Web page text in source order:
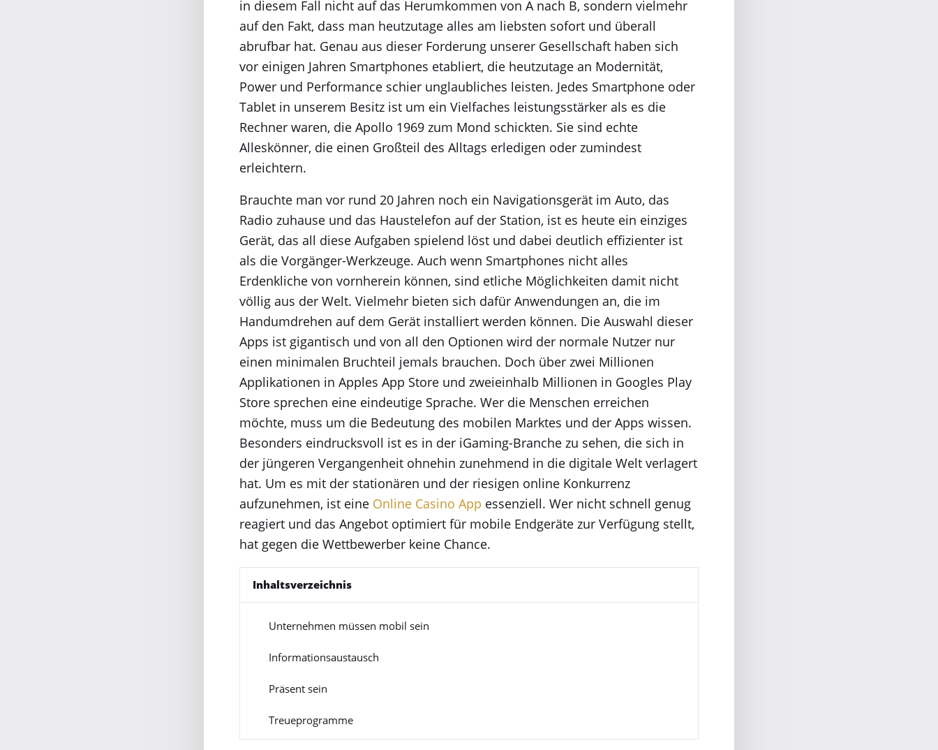
in diesem Fall nicht auf das Herumkommen von A nach B, sondern vielmehr
auf den Fakt, dass man heutzutage alles am liebsten sofort und überall
abrufbar hat. Genau aus dieser Forderung unserer Gesellschaft haben sich
vor einigen Jahren Smartphones etabliert, die heutzutage an Modernität,
Power und Performance schier unglaubliches leisten. Jedes Smartphone oder
Tablet in unserem Besitz ist um ein Vielfaches leistungsstärker als es die
Rechner waren, die Apollo 1969 zum Mond schickten. Sie sind echte
Alleskönner, die einen Großteil des Alltags erledigen oder zumindest
erleichtern.
Brauchte man vor rund 20 Jahren noch ein Navigationsgerät im Auto, das
Radio zuhause und das Haustelefon auf der Station, ist es heute ein einziges
Gerät, das all diese Aufgaben spielend löst und dabei deutlich effizienter ist
als die Vorgänger-Werkzeuge. Auch wenn Smartphones nicht alles
Erdenkliche von vornherein können, sind etliche Möglichkeiten damit nicht
völlig aus der Welt. Vielmehr bieten sich dafür Anwendungen an, die im
Handumdrehen auf dem Gerät installiert werden können. Die Auswahl dieser
Apps ist gigantisch und von all den Optionen wird der normale Nutzer nur
einen minimalen Bruchteil jemals brauchen. Doch über zwei Millionen
Applikationen in Apples App Store und zweieinhalb Millionen in Googles Play
Store sprechen eine eindeutige Sprache. Wer die Menschen erreichen
möchte, muss um die Bedeutung des mobilen Marktes und der Apps wissen.
Besonders eindrucksvoll ist es in der iGaming-Branche zu sehen, die sich in
der jüngeren Vergangenheit ohnehin zunehmend in die digitale Welt verlagert
hat. Um es mit der stationären und der riesigen online Konkurrenz
aufzunehmen, ist eine Online Casino App essenziell. Wer nicht schnell genug
reagiert und das Angebot optimiert für mobile Endgeräte zur Verfügung stellt,
hat gegen die Wettbewerber keine Chance.
Inhaltsverzeichnis
Unternehmen müssen mobil sein
Informationsaustausch
Präsent sein
Treueprogramme